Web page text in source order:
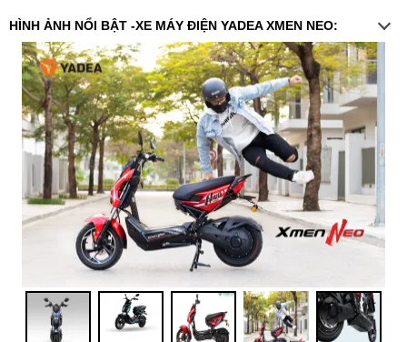
HÌNH ẢNH NỔI BẬT -XE MÁY ĐIỆN YADEA XMEN NEO: